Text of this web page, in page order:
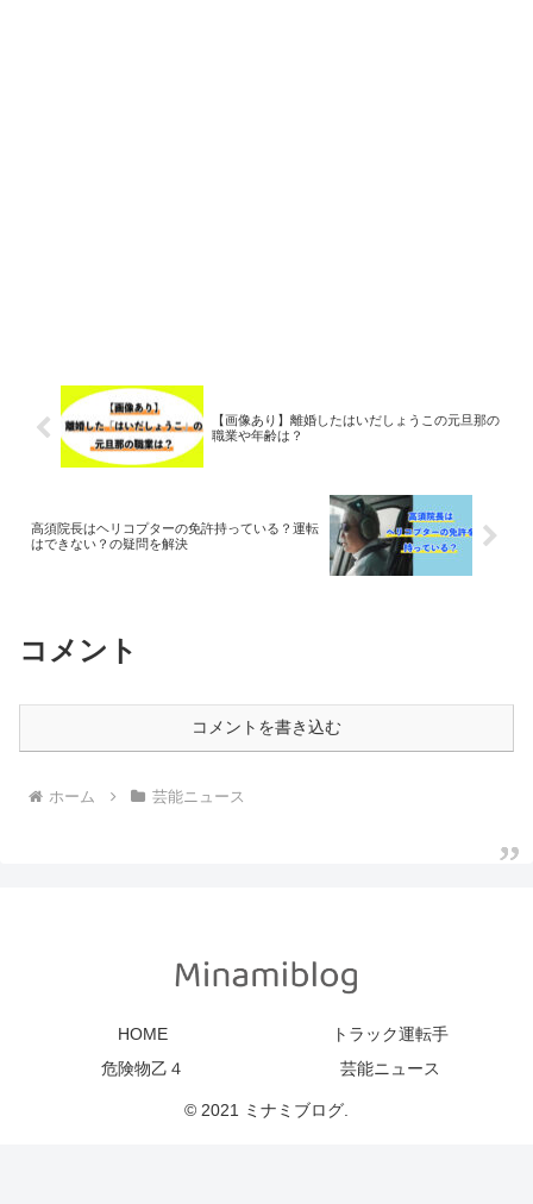
【画像あり】離婚したはいだしょうこの元旦那の
職業や年齢は？
高須院長はヘリコプターの免許持っている？運転
はできない？の疑問を解決
コメント
コメントを書き込む
ホーム 芸能ニュース
HOME
トラック運転手
危険物乙４
芸能ニュース
© 2021 ミナミブログ.